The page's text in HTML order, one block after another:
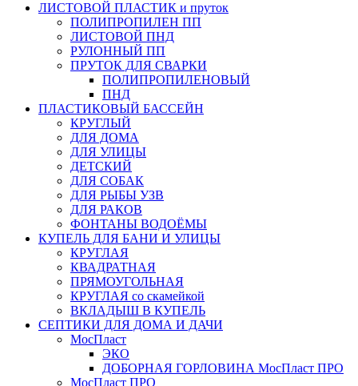
ЛИСТОВОЙ ПЛАСТИК и пруток
ПОЛИПРОПИЛЕН ПП
ЛИСТОВОЙ ПНД
РУЛОННЫЙ ПП
ПРУТОК ДЛЯ СВАРКИ
ПОЛИПРОПИЛЕНОВЫЙ
ПНД
ПЛАСТИКОВЫЙ БАССЕЙН
КРУГЛЫЙ
ДЛЯ ДОМА
ДЛЯ УЛИЦЫ
ДЕТСКИЙ
ДЛЯ СОБАК
ДЛЯ РЫБЫ УЗВ
ДЛЯ РАКОВ
ФОНТАНЫ ВОДОЁМЫ
КУПЕЛЬ ДЛЯ БАНИ И УЛИЦЫ
КРУГЛАЯ
КВАДРАТНАЯ
ПРЯМОУГОЛЬНАЯ
КРУГЛАЯ со скамейкой
ВКЛАДЫШ В КУПЕЛЬ
СЕПТИКИ ДЛЯ ДОМА И ДАЧИ
МосПласт
ЭКО
ДОБОРНАЯ ГОРЛОВИНА МосПласт ПРО
МосПласт ПРО